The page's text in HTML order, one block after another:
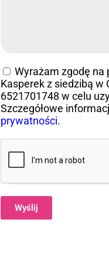
Wyrażam zgodę
Kasperek z siedzibą w
6521701748 w celu
Szczegółowe
prywatności.
Wyślij